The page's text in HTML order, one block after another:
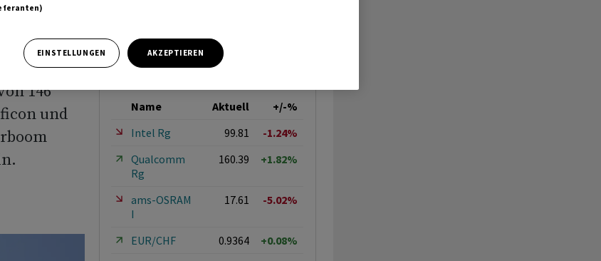
146
und
Name Aktuell
+/-%
Intel Rg
99.81
-1.24%
Qualcomm
Rg
160.39 +1.82%
ams-OSRAM
I
17.61 -5.02%
EUR/CHF 0.9364
+0.08%
EINSTELLUNGEN AKZEPTIEREN